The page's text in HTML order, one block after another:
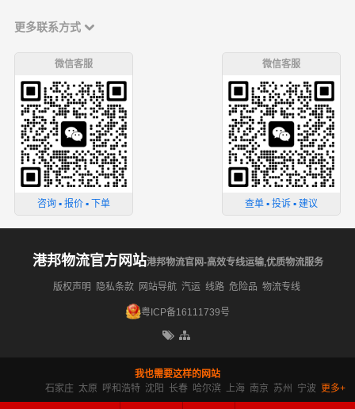
更多联系方式
微信客服
咨询 ▪ 报价 ▪ 下单
微信客服
查单 ▪ 投诉 ▪ 建议
港邦物流官方网站港邦物流官网-高效专线运输,优质物流服务
版权声明 隐私条款 网站导航 汽运 线路 危险品 物流专线
粤ICP备16111739号
我也需要这样的网站
石家庄 太原 呼和浩特 沈阳 长春 哈尔滨 上海 南京 苏州 宁波 更多+